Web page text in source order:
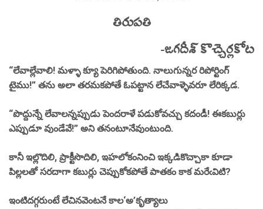
తిరుపతి
-జగదీశ్ కొచ్చెర్లకోట
“లేవాల్లేవాలి! మళ్ళా క్యూ పెరిగిపోతుంది. నాలుగున్నర రిపోర్టింగ్
టైము!” తను అలా తరమకపోతే ఓపట్టాన లేచేవాళ్ళెవరూ లేరిక్కడ.
“పొద్దున్నే లేవాలన్నప్పుడు పెందరాళే పడుకోవచ్చు కదండీ! ఈకబుర్లు
ఎప్పుడూ వుండేవే!” అని తనంటూనేవుంటుంది.
కానీ ఇల్లొదిలి, ప్రాక్టీసొదిలి, ఇహలోకంనించి ఇక్కడికొచ్చాకా కూడా
పిల్లలతో సరదాగా కబుర్లు చెప్పుకోకపోతే పాతకం కాక మరేఁవిటి?
ఇంటిదగ్గరుంటే లేచినవెంటనే కాల‘అ’కృత్యాలు